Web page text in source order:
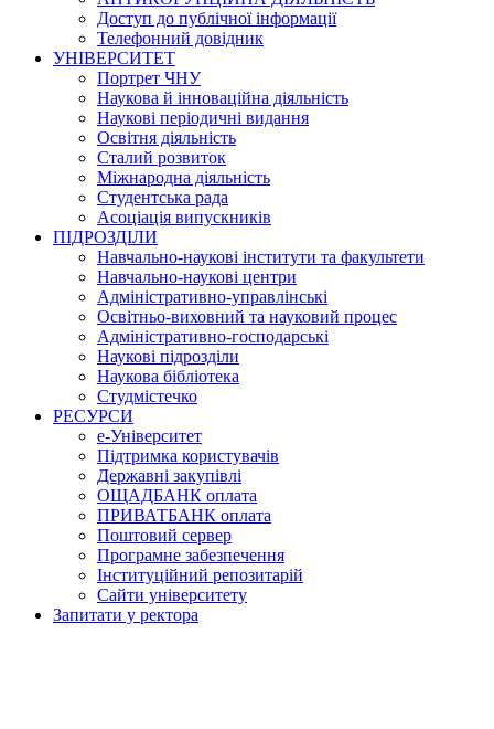
Доступ до публічної інформації
Телефонний довідник
УНІВЕРСИТЕТ
Портрет ЧНУ
Наукова й інноваційна діяльність
Наукові періодичні видання
Освітня діяльність
Сталий розвиток
Міжнародна діяльність
Студентська рада
Асоціація випускників
ПІДРОЗДІЛИ
Навчально-наукові інститути та факультети
Навчально-наукові центри
Адміністративно-управлінські
Освітньо-виховний та науковий процес
Адміністративно-господарські
Наукові підрозділи
Наукова бібліотека
Студмістечко
РЕСУРСИ
е-Університет
Підтримка користувачів
Державні закупівлі
ОЩАДБАНК оплата
ПРИВАТБАНК оплата
Поштовий сервер
Програмне забезпечення
Інституційний репозитарій
Сайти університету
Запитати у ректора